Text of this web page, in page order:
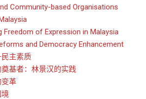
Community-based Organisations
Freedom of Expression in Malaysia
and Democracy Enhancement
主素质
基者：林景汉的实践
革
境